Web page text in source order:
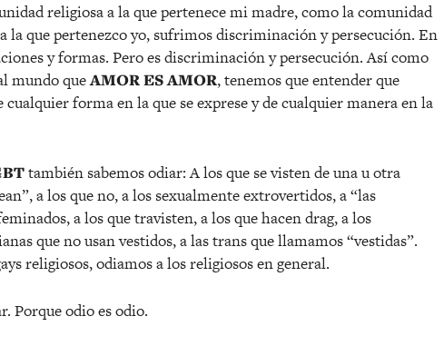
religiosa a la que pertenece mi madre, como la comunidad
la que pertenezco yo, sufrimos discriminación y persecución. En
y formas. Pero es discriminación y persecución. Así como
mundo queAMOR ES AMOR, tenemos que entender que
cualquier forma en la que se exprese y de cualquier manera en la
también sabemos odiar: A los que se visten de una u otra
a los que no, a los sexualmente extrovertidos, a “las
a los que travisten, a los que hacen drag, a los
que no usan vestidos, a las trans que llamamos “vestidas”.
religiosos, odiamos a los religiosos en general.
Porque odio es odio.